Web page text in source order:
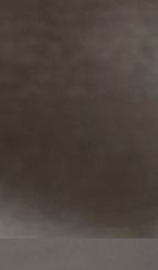
4lng7n